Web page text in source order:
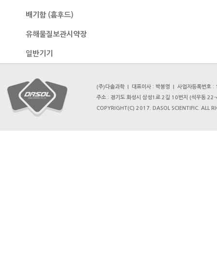
배기함 (흄후드)
유해물질보관시약장
일반기기
(주)다솔과학 | 대표이사 : 박봉영 | 사업자등록번
주소 : 경기도 화성시 삼성1로 2길 10번지 (석우
COPYRIGHT(C) 2017. DASOL SCIENTIFIC. ALL